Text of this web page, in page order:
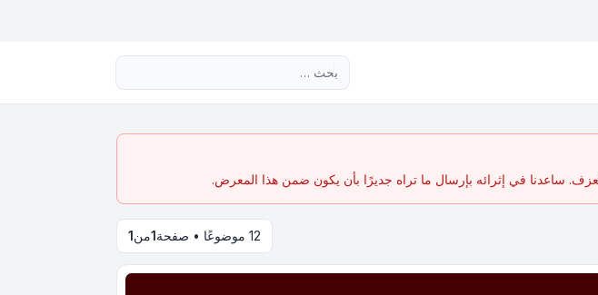
بحث متقدم
ساعدنا في إثرائه بإرسال ما تراه جديرًا بأن يكون ضمن هذا المعرض.
12 موضوعًا • صفحة 1من1